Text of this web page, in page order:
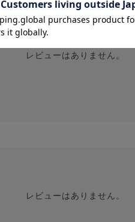
レビューはありません。
レビューはありません。